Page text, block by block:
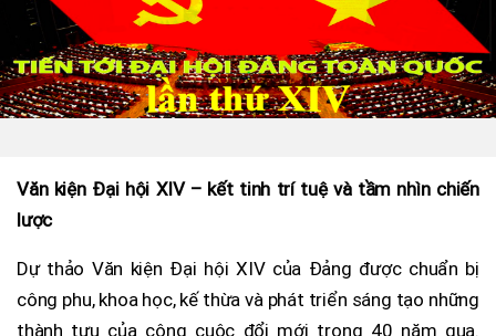
Văn kiện Đại hội XIV – kết tinh trí tuệ và tầm nhìn chiến
lược
Dự thảo Văn kiện Đại hội XIV của Đảng được chuẩn bị
công phu, khoa học, kế thừa và phát triển sáng tạo những
thành tựu của công cuộc đổi mới trong 40 năm qua.